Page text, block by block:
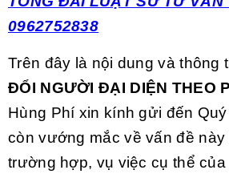
0962752838
Trên đây là nội dung và thông
ĐỔI NGƯỜI ĐẠI DIỆN THEO
Hùng Phí xin kính gửi đến
còn vướng mắc về vấn đề
trường hợp, vụ việc cụ thể